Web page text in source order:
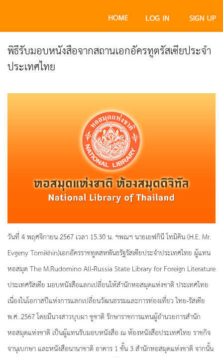
พิธีรับมอบหนังสือจากสถานเอกอัครทูตรัสเซียประจำ
ประเทศไทย
วันที่ 4 พฤศจิกายน 2567 เวลา 15.30 น. ฯพณฯ นายเยฟกินี โทมิคิน (H.E. Mr.
Evgeny Tomikhin)เอกอัครราชทูตสหพันธรัฐรัสเซียประจำประเทศไทย ผู้แทน
หอสมุด The M.Rudomino All-Russia State Library for Foreign Literature
ประเทศรัสเซีย มอบหนังสือแลกเปลี่ยนให้สำนักหอสมุดแห่งชาติ ประเทศไทย
เนื่องในโอกาสปีแห่งการแลกเปลี่ยนวัฒนธรรมและการท่องเที่ยว ไทย-รัสเซีย
พ.ศ. 2567 โดยมีนางสาวบุบผา ชูชาติ รักษาราชการแทนผู้อำนวยการสำนัก
หอสมุดแห่งชาติ เป็นผู้แทนรับมอบหนังสือ ณ ห้องหนังสือประเทศไทย ราชกิจ
จานุเบกษา และหนังสือนานาชาติ อาคาร 1 ชั้น 3 สำนักหอสมุดแห่งชาติ จากนั้น